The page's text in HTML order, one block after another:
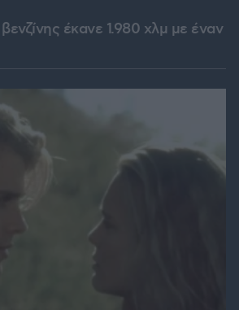
έκανε 1.980 χλμ με έναν